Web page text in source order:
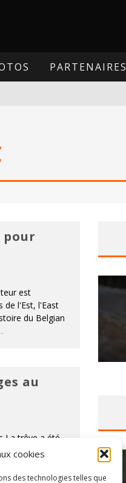
cookies
des technologies telles que
PARTENAIRES
pour
est
de l'Est, l'East
du Belgian
au
La trêve a été
jours pour que